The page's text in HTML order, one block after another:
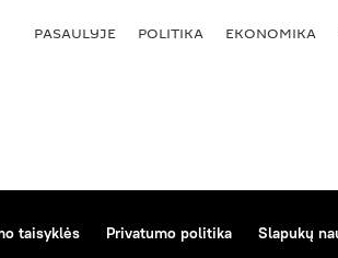
PASAULYJE POLITIKA EKONOMIKA
taisyklės Privatumo politika Slapukų